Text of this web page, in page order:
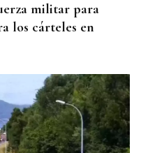
militar para
los cárteles en